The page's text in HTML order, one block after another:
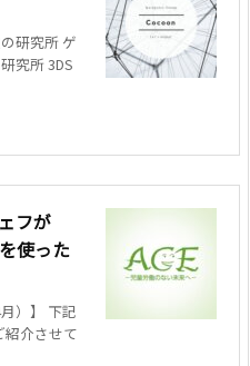
研究所 ゲ
究所 3DS
フが
使った
）】 下記
紹介させて